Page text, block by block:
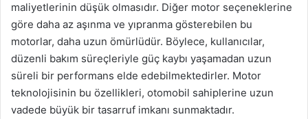
maliyetlerinin düşük olmasıdır. Diğer motor seçeneklerine
göre daha az aşınma ve yıpranma gösterebilen bu
motorlar, daha uzun ömürlüdür. Böylece, kullanıcılar,
düzenli bakım süreçleriyle güç kaybı yaşamadan uzun
süreli bir performans elde edebilmektedirler. Motor
teknolojisinin bu özellikleri, otomobil sahiplerine uzun
vadede büyük bir tasarruf imkanı sunmaktadır.